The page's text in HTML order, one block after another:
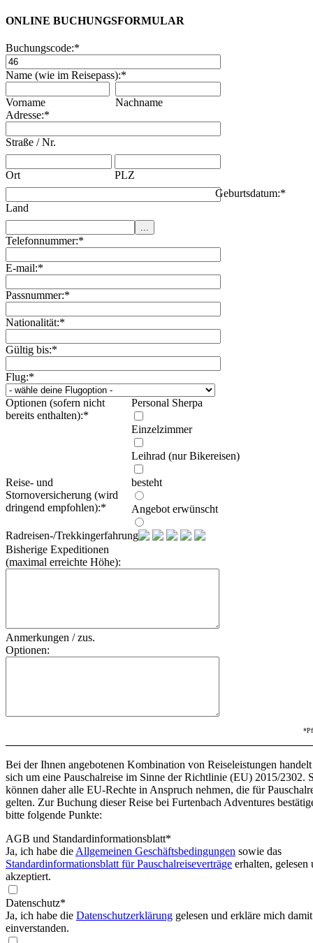
ONLINE BUCHUNGSFORMULAR
Buchungscode:*
Name (wie im Reisepass):*
Vorname
Nachname
Adresse:*
Straße / Nr.
Ort PLZ
Land
Geburtsdatum:*
Telefonnummer:*
E-mail:*
Passnummer:*
Nationalität:*
Gültig bis:*
Flug:*
Optionen (sofern nicht
bereits enthalten):*
Personal Sherpa
Einzelzimmer
Leihrad (nur Bikereisen)
Reise- und
Stornoversicherung (wird
dringend empfohlen):*
besteht
Angebot erwünscht
Radreisen-/Trekkingerfahrung:
Bisherige Expeditionen
(maximal erreichte Höhe):
Anmerkungen / zus.
Optionen:
Bei der Ihnen angebotenen Kombination von Reiseleistungen handelt
sich um eine Pauschalreise im Sinne der Richtlinie (EU) 2015/2302.
können daher alle EU-Rechte in Anspruch nehmen, die für
gelten. Zur Buchung dieser Reise bei Furtenbach Adventures
bitte folgende Punkte:
AGB und Standardinformationsblatt*
Ja, ich habe die Allgemeinen Geschäftsbedingungen sowie das
Standardinformationsblatt für Pauschalreiseverträge erhalten, gelesen
akzeptiert.
Datenschutz*
Ja, ich habe die Datenschutzerklärung gelesen und erkläre mich damit
einverstanden.